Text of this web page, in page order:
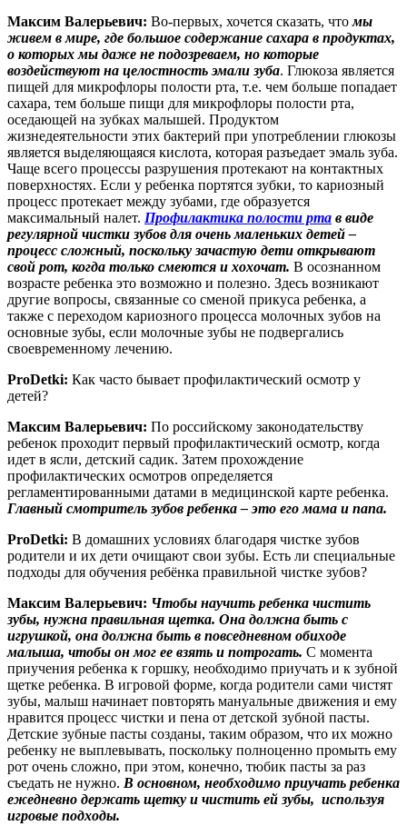
Максим Валерьевич: Во-первых, хочется сказать, чтомы
живем в мире, где большое содержание сахара в продуктах,
о которых мы даже не подозреваем, но которые
воздействуют на целостность эмали зуба. Глюкоза является
пищей для микрофлоры полости рта, т.е. чем больше попадает
сахара, тем больше пищи для микрофлоры полости рта,
оседающей на зубках малышей. Продуктом
жизнедеятельности этих бактерий при употреблении глюкозы
является выделяющаяся кислота, которая разъедает эмаль зуба.
Чаще всего процессы разрушения протекают на контактных
поверхностях. Если у ребенка портятся зубки, то кариозный
процесс протекает между зубами, где образуется
максимальный налет. Профилактика полости рта в виде
регулярной чистки зубов для очень маленьких детей –
процесс сложный, поскольку зачастую дети открывают
свой рот, когда только смеются и хохочат. В осознанном
возрасте ребенка это возможно и полезно. Здесь возникают
другие вопросы, связанные со сменой прикуса ребенка, а
также с переходом кариозного процесса молочных зубов на
основные зубы, если молочные зубы не подвергались
своевременному лечению.
ProDetki: Как часто бывает профилактический осмотр у
детей?
Максим Валерьевич: По российскому законодательству
ребенок проходит первый профилактический осмотр, когда
идет в ясли, детский садик. Затем прохождение
профилактических осмотров определяется
регламентированными датами в медицинской карте ребенка.
Главный смотритель зубов ребенка – это его мама и папа.
ProDetki: В домашних условиях благодаря чистке зубов
родители и их дети очищают свои зубы. Есть ли специальные
подходы для обучения ребёнка правильной чистке зубов?
Максим Валерьевич: Чтобы научить ребенка чистить
зубы, нужна правильная щетка. Она должна быть с
игрушкой, она должна быть в повседневном обиходе
малыша, чтобы он мог ее взять и потрогать. С момента
приучения ребенка к горшку, необходимо приучать и к зубной
щетке ребенка. В игровой форме, когда родители сами чистят
зубы, малыш начинает повторять мануальные движения и ему
нравится процесс чистки и пена от детской зубной пасты.
Детские зубные пасты созданы, таким образом, что их можно
ребенку не выплевывать, поскольку полноценно промыть ему
рот очень сложно, при этом, конечно, тюбик пасты за раз
съедать не нужно. В основном, необходимо приучать ребенка
ежедневно держать щетку и чистить ей зубы, используя
игровые подходы.